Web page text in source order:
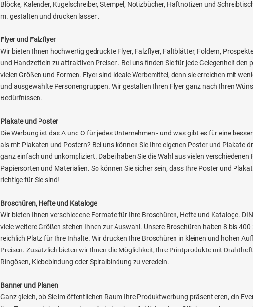
Blöcke, Kalender, Kugelschreiber, Stempel, Notizbücher, Haftnotizen und
m. gestalten und drucken lassen.
Flyer und Falzflyer
Wir bieten Ihnen hochwertig gedruckte Flyer, Falzflyer, Faltblätter, Foldern,
und Handzetteln zu attraktiven Preisen. Bei uns finden Sie für jede Gelegenheit den
vielen Größen und Formen. Flyer sind ideale Werbemittel, denn sie erreichen mit
und ausgewählte Personengruppen. Wir gestalten Ihren Flyer ganz nach Ihren
Bedürfnissen.
Plakate und Poster
Die Werbung ist das A und O für jedes Unternehmen - und was gibt es für eine
als mit Plakaten und Postern? Bei uns können Sie Ihre eigenen Poster und Plakate
ganz einfach und unkompliziert. Dabei haben Sie die Wahl aus vielen verschiedenen
Papiersorten und Materialien. So können Sie sicher sein, dass Ihre Poster und
richtige für Sie sind!
Broschüren, Hefte und Kataloge
Wir bieten Ihnen verschiedene Formate für Ihre Broschüren, Hefte und Kataloge.
viele weitere Größen stehen Ihnen zur Auswahl. Unsere Broschüren haben 8 bis 400
reichlich Platz für Ihre Inhalte. Wir drucken Ihre Broschüren in kleinen und hohen
Preisen. Zusätzlich bieten wir Ihnen die Möglichkeit, Ihre Printprodukte mit
Ringösen, Klebebindung oder Spiralbindung zu veredeln.
Banner und Planen
Ganz gleich, ob Sie im öffentlichen Raum Ihre Produktwerbung präsentieren, ein